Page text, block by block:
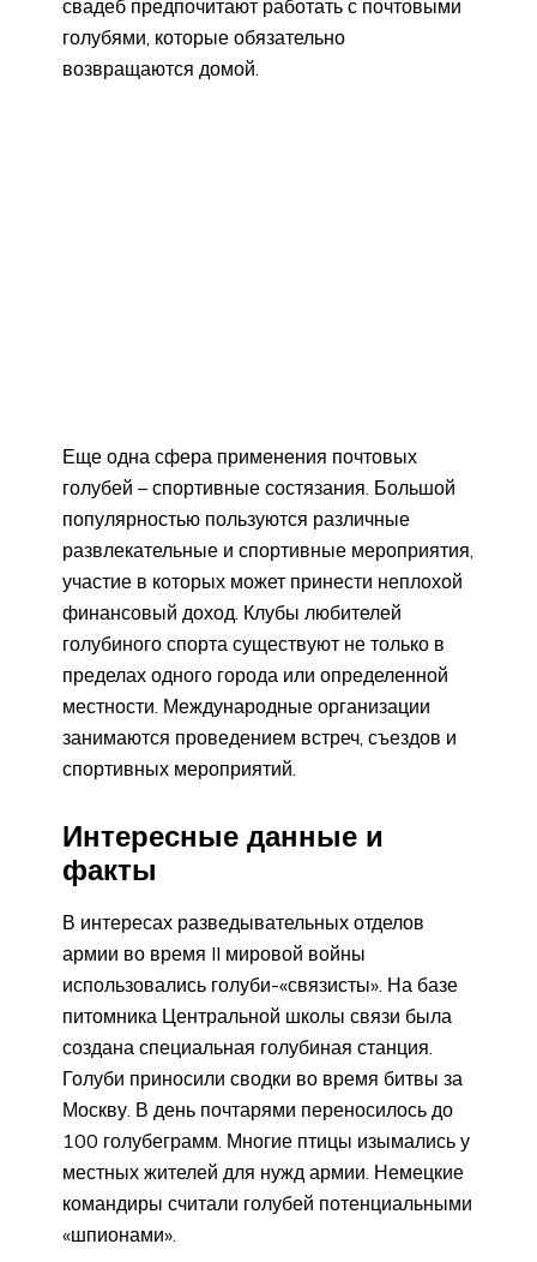
свадеб предпочитают работать с почтовыми
голубями, которые обязательно
возвращаются домой.
Еще одна сфера применения почтовых
голубей – спортивные состязания. Большой
популярностью пользуются различные
развлекательные и спортивные мероприятия,
участие в которых может принести неплохой
финансовый доход. Клубы любителей
голубиного спорта существуют не только в
пределах одного города или определенной
местности. Международные организации
занимаются проведением встреч, съездов и
спортивных мероприятий.
Интересные данные и
факты
В интересах разведывательных отделов
армии во время II мировой войны
использовались голуби-«связисты». На базе
питомника Центральной школы связи была
создана специальная голубиная станция.
Голуби приносили сводки во время битвы за
Москву. В день почтарями переносилось до
100 голубеграмм. Многие птицы изымались у
местных жителей для нужд армии. Немецкие
командиры считали голубей потенциальными
«шпионами».